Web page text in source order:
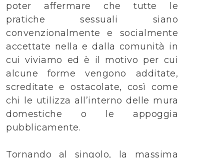
poter affermare che tutte le
pratiche sessuali siano
convenzionalmente e socialmente
accettate nella e dalla comunità in
cui viviamo ed è il motivo per cui
alcune forme vengono additate,
screditate e ostacolate, così come
chi le utilizza all’interno delle mura
domestiche o le appoggia
pubblicamente.
Tornando al singolo, la massima